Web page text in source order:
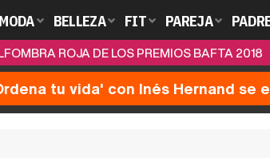
MODA BELLEZA FIT PAREJA
ROJA DE LOS PREMIOS BAFTA 2018
tu vida' con Inés Hernand se